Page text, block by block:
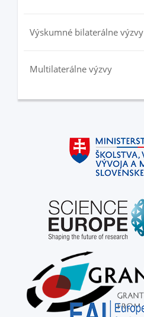
Výskumné bilaterálne výzvy
Multilaterálne výzvy